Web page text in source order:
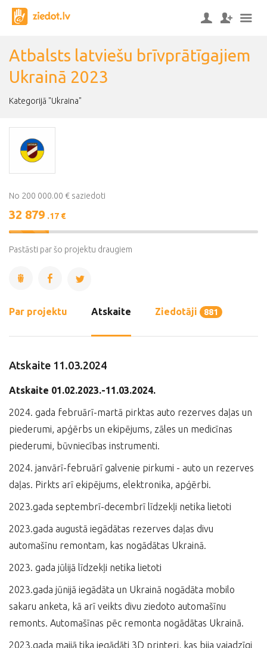
Atbalsts latviešu brīvprātīgajiem
Ukrainā 2023
Kategorijā "Ukraina"
No 200 000.00 € saziedoti
32 879 .17 €
16%
Complete
Pastāsti par šo projektu draugiem
Par projektu Atskaite Ziedotāji 881
Atskaite 11.03.2024
Atskaite 01.02.2023.-11.03.2024.
2024. gada februārī-martā pirktas auto rezerves daļas un
piederumi, apģērbs un ekipējums, zāles un medicīnas
piederumi, būvniecības instrumenti.
2024. janvārī-februārī galvenie pirkumi - auto un rezerves
daļas. Pirkts arī ekipējums, elektronika, apģērbi.
2023.gada septembrī-decembrī līdzekļi netika lietoti
2023.gada augustā iegādātas rezerves daļas divu
automašīnu remontam, kas nogādātas Ukrainā.
2023. gada jūlijā līdzekļi netika lietoti
2023.gada jūnijā iegādāta un Ukrainā nogādāta mobilo
sakaru anketa, kā arī veikts divu ziedoto automašīnu
remonts. Automašīnas pēc remonta nogādātas Ukrainā.
2023.gada maijā tika iegādāti 3D printeri, kas bija vajadzīgi